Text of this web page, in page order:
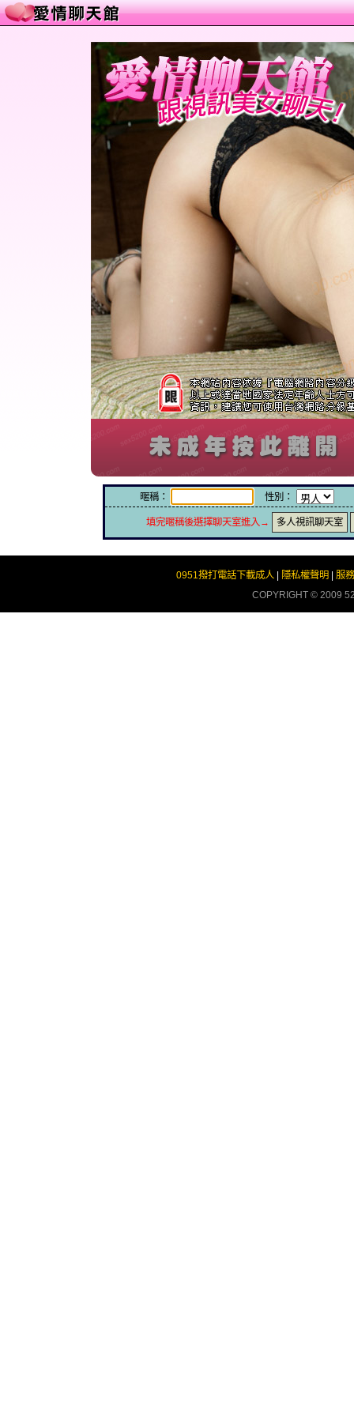
暱稱： 性別：
填完暱稱後選擇聊天室進入→ 多人視訊聊天室
0951撥打電話下載成人| 隱私權聲明
服
COPYRIGHT © 2009